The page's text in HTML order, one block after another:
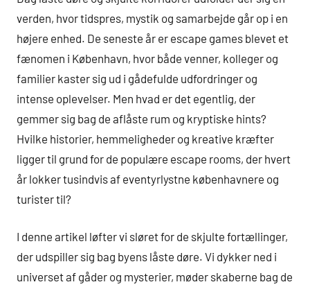
verden, hvor tidspres, mystik og samarbejde går op i en
højere enhed. De seneste år er escape games blevet et
fænomen i København, hvor både venner, kolleger og
familier kaster sig ud i gådefulde udfordringer og
intense oplevelser. Men hvad er det egentlig, der
gemmer sig bag de aflåste rum og kryptiske hints?
Hvilke historier, hemmeligheder og kreative kræfter
ligger til grund for de populære escape rooms, der hvert
år lokker tusindvis af eventyrlystne københavnere og
turister til?
I denne artikel løfter vi sløret for de skjulte fortællinger,
der udspiller sig bag byens låste døre. Vi dykker ned i
universet af gåder og mysterier, møder skaberne bag de